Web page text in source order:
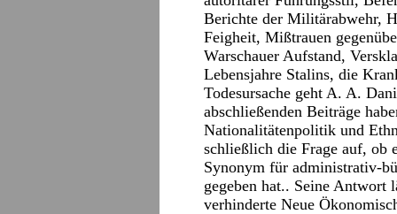
Berichte der Militärabwehr,
Feigheit, Mißtrauen
Warschauer Aufstand,
Lebensjahre Stalins, die
Todesursache geht A. A.
abschließenden Beiträge
Nationalitätenpolitik und
schließlich die Frage auf, ob
Synonym für administrativ-
gegeben hat.. Seine Antwort
verhinderte Neue